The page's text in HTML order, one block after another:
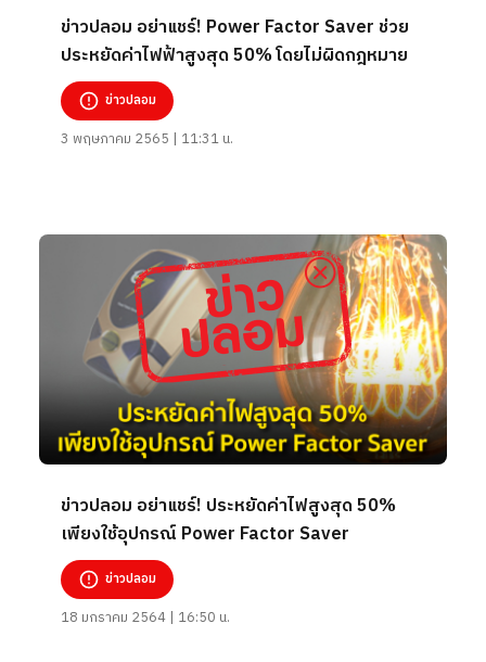
ข่าวปลอม อย่าแชร์! Power Factor Saver ช่วย
ประหยัดค่าไฟฟ้าสูงสุด 50% โดยไม่ผิดกฎหมาย
ข่าวปลอม
3 พฤษภาคม 2565 | 11:31 น.
ข่าวปลอม อย่าแชร์! ประหยัดค่าไฟสูงสุด 50%
เพียงใช้อุปกรณ์ Power Factor Saver
ข่าวปลอม
18 มกราคม 2564 | 16:50 น.